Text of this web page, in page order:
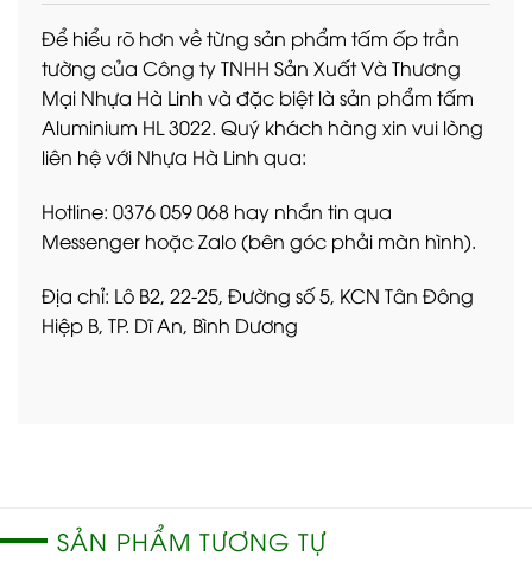
Để hiểu rõ hơn về từng sản phẩm tấm ốp trần
tường của Công ty TNHH Sản Xuất Và Thương
Mại Nhựa Hà Linh và đặc biệt là sản phẩm tấm
Aluminium HL 3022. Quý khách hàng xin vui lòng
liên hệ với Nhựa Hà Linh qua:
Hotline: 0376 059 068 hay nhắn tin qua
Messenger hoặc Zalo (bên góc phải màn hình).
Địa chỉ: Lô B2, 22-25, Đường số 5, KCN Tân Đông
Hiệp B, TP. Dĩ An, Bình Dương
SẢN PHẨM TƯƠNG TỰ